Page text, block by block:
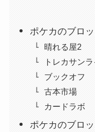
ポケカのブロ
晴れる屋2
トレカサン
ブックオフ
古本市場
カードラボ
ポケカのブロ